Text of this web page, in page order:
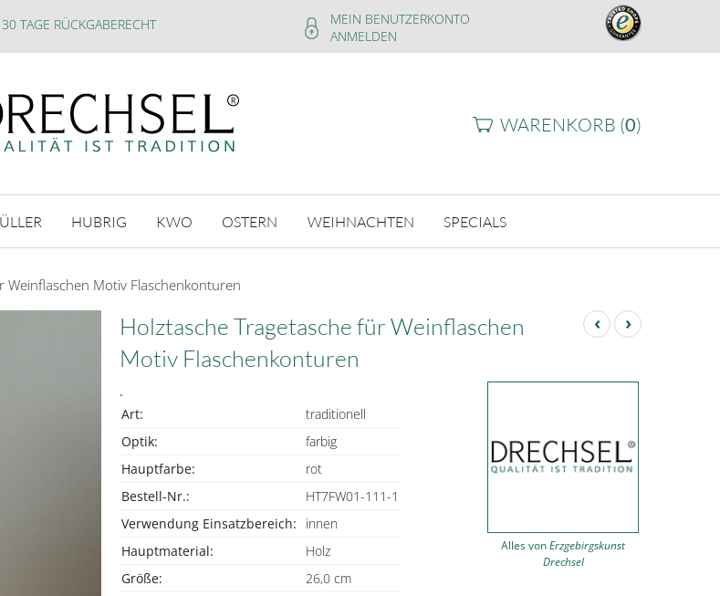
30 TAGE RÜCKGABERECHT
MEIN BENUTZERKONTO
ANMELDEN
WARENKORB (0)
HUBRIG KWO OSTERN WEIHNACHTEN SPECIALS
Weinflaschen Motiv Flaschenkonturen
‹ ›
Holztasche Tragetasche für Weinflaschen
Motiv Flaschenkonturen
.
Art:
traditionell
Optik:
farbig
Hauptfarbe:
rot
Bestell-Nr.:
HT7FW01-111-1
Verwendung Einsatzbereich:
innen
Hauptmaterial:
Holz
Größe:
26,0 cm
Alles vonErzgebirgskunst
Drechsel